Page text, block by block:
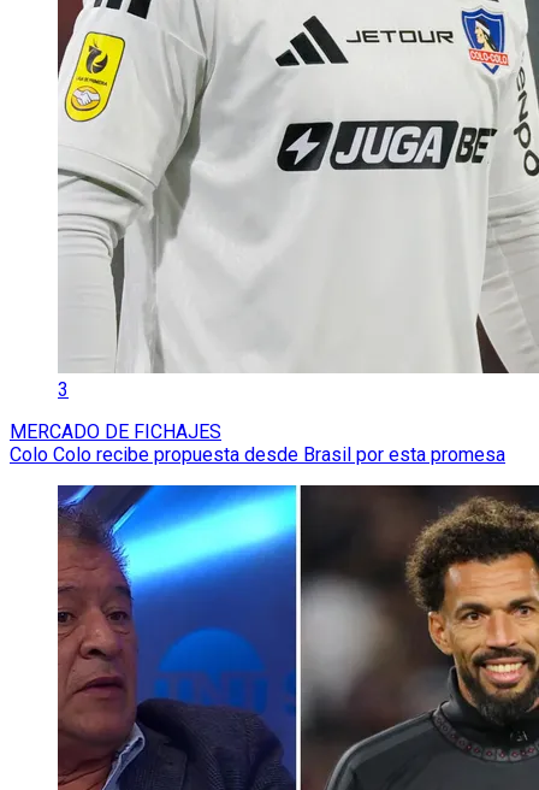
3
MERCADO DE FICHAJES
Colo Colo recibe propuesta desde Brasil por esta promesa